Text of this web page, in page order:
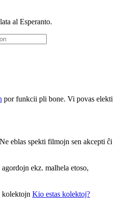
al Esperanto.
por funkcii pli bone. Vi povas elekti
Ne eblas spekti filmojn sen akcepti ĉi
ekz. malhela etoso,
Kio estas kolektoj?